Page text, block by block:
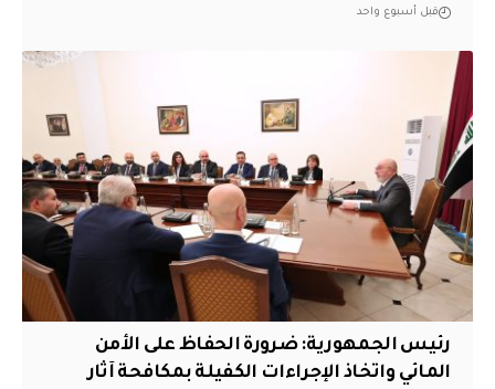
قبل أسبوع واحد
رئيس الجمهورية: ضرورة الحفاظ على الأمن
المائي واتخاذ الإجراءات الكفيلة بمكافحة آثار